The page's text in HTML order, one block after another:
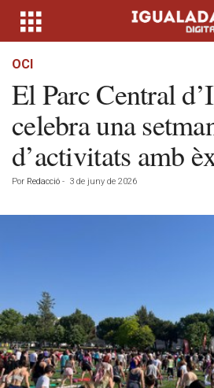
OCI
El Parc Central
celebra una
d’activitats amb
Por Redacció - 3 de juny de 2026